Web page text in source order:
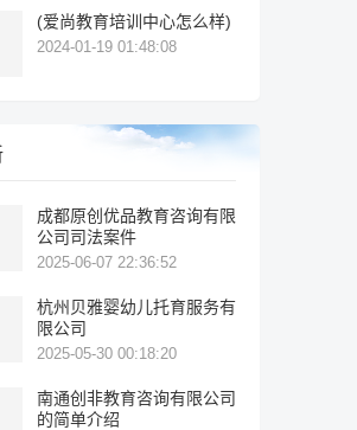
(爱尚教育培训中心怎么样)
2024-01-19 01:48:08
成都原创优品教育咨询有限
公司司法案件
2025-06-07 22:36:52
杭州贝雅婴幼儿托育服务有
限公司
2025-05-30 00:18:20
南通创非教育咨询有限公司
的简单介绍